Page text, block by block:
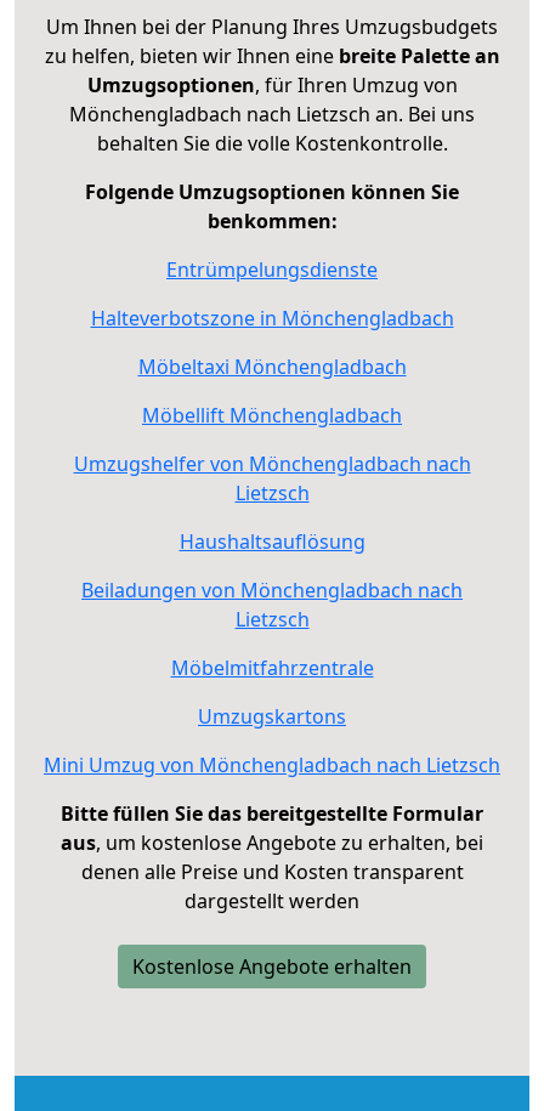
Um Ihnen bei der Planung Ihres Umzugsbudgets
zu helfen, bieten wir Ihnen eine breite Palette an
Umzugsoptionen, für Ihren Umzug von
Mönchengladbach nach Lietzsch an. Bei uns
behalten Sie die volle Kostenkontrolle.
Folgende Umzugsoptionen können Sie
benkommen:
Entrümpelungsdienste
Halteverbotszone in Mönchengladbach
Möbeltaxi Mönchengladbach
Möbellift Mönchengladbach
Umzugshelfer von Mönchengladbach nach
Lietzsch
Haushaltsauflösung
Beiladungen von Mönchengladbach nach
Lietzsch
Möbelmitfahrzentrale
Umzugskartons
Mini Umzug von Mönchengladbach nach Lietzsch
Bitte füllen Sie das bereitgestellte Formular
aus, um kostenlose Angebote zu erhalten, bei
denen alle Preise und Kosten transparent
dargestellt werden
Kostenlose Angebote erhalten